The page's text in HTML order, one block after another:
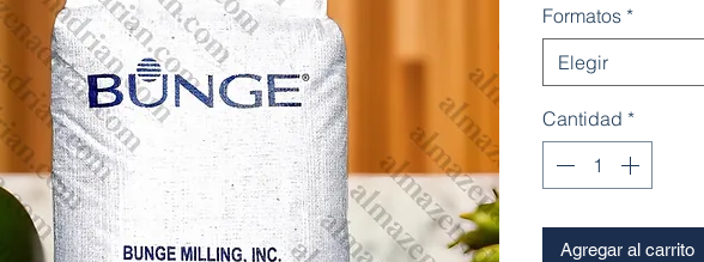
Formatos *
Elegir
Cantidad *
Agregar al carrito